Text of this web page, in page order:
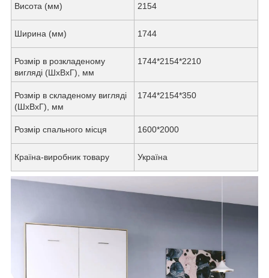
Висота (мм) 2154
Ширина (мм) 1744
Розмір в розкладеному
вигляді (ШxВxГ), мм
1744*2154*2210
Розмір в складеному вигляді
(ШxВxГ), мм
1744*2154*350
Розмір спального місця 1600*2000
Країна-виробник товару Україна